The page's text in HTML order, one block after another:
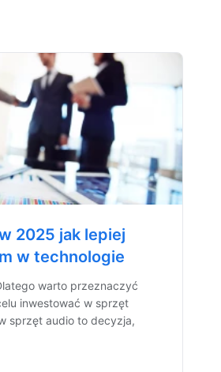
2025 jak lepiej
w technologie
warto przeznaczyć
inwestować w sprzęt
sprzęt audio to decyzja,